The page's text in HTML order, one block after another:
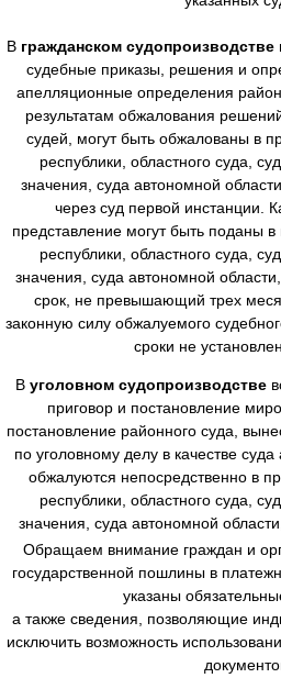
В гражданском судопроизводстве
судебные приказы, решения и
апелляционные определения
результатам обжалования
судей, могут быть обжалованы в
республики, областного суда,
значения, суда автономной
через суд первой инстанции.
представление могут быть поданы
республики, областного суда,
значения, суда автономной
срок, не превышающий трех
законную силу обжалуемого
сроки не
В уголовном судопроизводстве
приговор и постановление
постановление районного суда,
по уголовному делу в качестве
обжалуются непосредственно в
республики, областного суда,
значения, суда автономной
Обращаем внимание граждан и
государственной пошлины в
указаны
а также сведения, позволяющие
исключить возможность